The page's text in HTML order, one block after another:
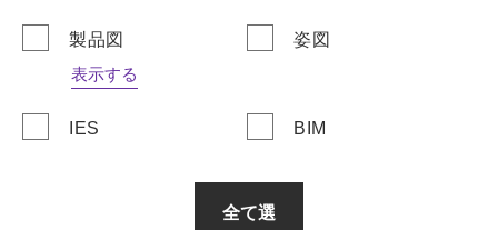
製品図
表示する
姿図
IES BIM
全て選